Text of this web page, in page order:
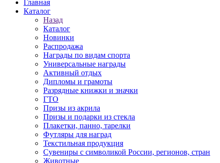
Главная
Каталог
Назад
Каталог
Новинки
Распродажа
Награды по видам спорта
Универсальные награды
Активный отдых
Дипломы и грамоты
Разрядные книжки и значки
ГТО
Призы из акрила
Призы и подарки из стекла
Плакетки, панно, тарелки
Футляры для наград
Текстильная продукция
Сувениры с символикой России, регионов, стран
Животные